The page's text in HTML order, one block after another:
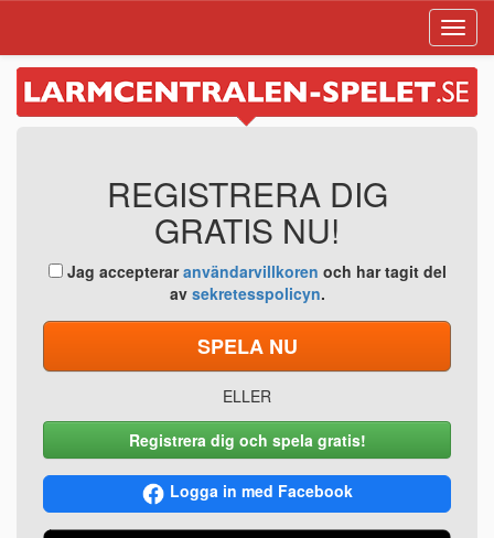
REGISTRERA DIG
GRATIS NU!
Jag accepteraranvändarvillkoren och har tagit del
av sekretesspolicyn.
SPELA NU
ELLER
Registrera dig och spela gratis!
Logga in med Facebook